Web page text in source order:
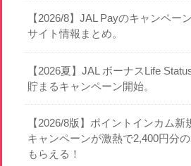
【2026/8】JAL Payのキャンペー
サイト情報まとめ。
【2026夏】JAL ボーナスLife
貯まるキャンペーン開始。
【2026/8版】ポイントインカム新
キャンペーンが激熱で2,400円分
もらえる！